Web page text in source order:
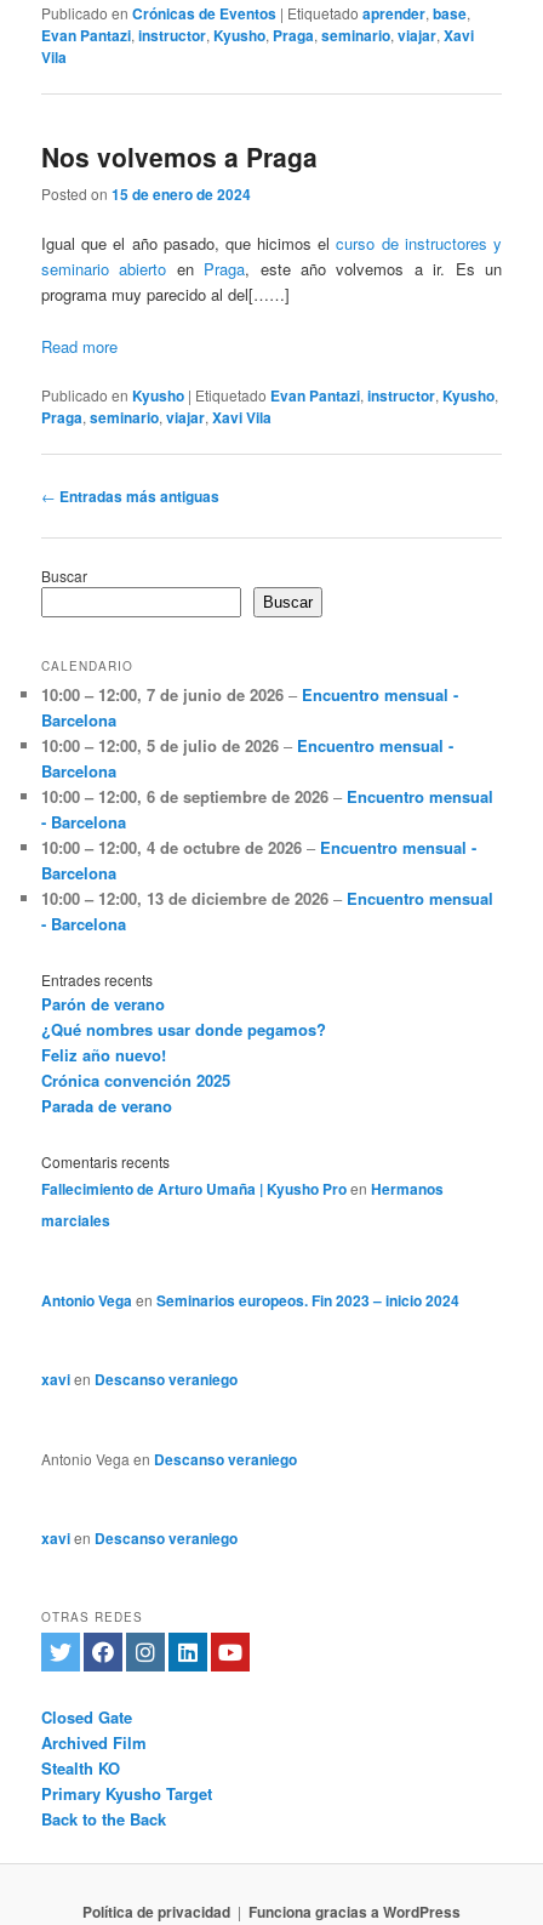
Publicado en Crónicas de Eventos | Etiquetado aprender,base,
Evan Pantazi,instructor,Kyusho, Praga,seminario,viajar,Xavi
Vila
Nos volvemos a Praga
Posted on15 de enero de 2024
Igual que el año pasado, que hicimos elcurso de instructores y
seminario abierto en Praga, este año volvemos a ir. Es un
programa muy parecido al del[……]
Read more
Publicado en Kyusho | Etiquetado Evan Pantazi,instructor,Kyusho,
Praga,seminario,viajar,Xavi Vila
Navegación
entradas
← Entradas más antiguas
Buscar
Buscar
CALENDARIO
10:00 – 12:00,7 de junio de 2026 – Encuentro mensual -
Barcelona
10:00 – 12:00,5 de julio de 2026 – Encuentro mensual -
Barcelona
10:00 – 12:00,6 de septiembre de 2026 – Encuentro mensual
- Barcelona
10:00 – 12:00,4 de octubre de 2026 – Encuentro mensual -
Barcelona
10:00 – 12:00, 13 de diciembre de 2026 – Encuentro mensual
- Barcelona
Entrades recents
Parón de verano
¿Qué nombres usar donde pegamos?
Feliz año nuevo!
Crónica convención 2025
Parada de verano
Comentaris recents
Fallecimiento de Arturo Umaña | Kyusho ProenHermanos
marciales
Antonio VegaenSeminarios europeos. Fin 2023 – inicio 2024
xavien Descanso veraniego
Antonio Vega en Descanso veraniego
xavien Descanso veraniego
OTRAS REDES
Closed Gate
Archived Film
Stealth KO
Primary Kyusho Target
Back to the Back
Política de privacidad Funciona gracias a WordPress